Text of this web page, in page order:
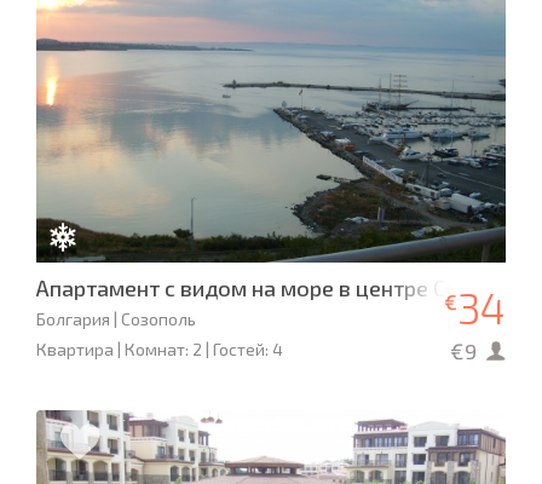
Апартамент с видом на море в центре Созополя
Болгария | Созополь
Квартира | Комнат: 2 | Гостей: 4
€34
€9